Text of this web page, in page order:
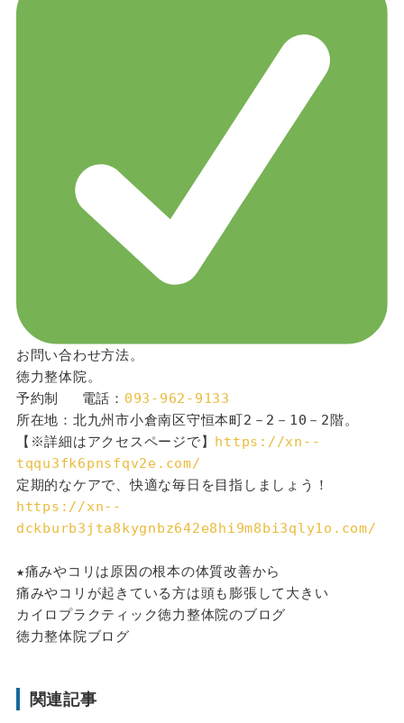
お問い合わせ方法。
徳力整体院。
予約制 　電話： 093-962-9133
所在地：北九州市小倉南区守恒本町2－2－10－2階。
【※詳細はアクセスページで】 https://xn--
tqqu3fk6pnsfqv2e.com/
定期的なケアで、快適な毎日を目指しましょう！
https://xn--
dckburb3jta8kygnbz642e8hi9m8bi3qly1o.com/
★痛みやコリは原因の根本の体質改善から
痛みやコリが起きている方は頭も膨張して大きい
カイロプラクティック徳力整体院のブログ
徳力整体院ブログ
関連記事